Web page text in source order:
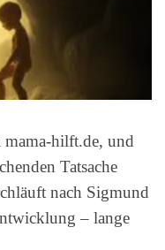
hilft.de, und
Tatsache
nach Sigmund
– lange